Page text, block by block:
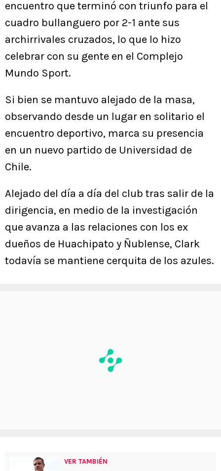
encuentro que terminó con triunfo para el
cuadro bullanguero por 2-1 ante sus
archirrivales cruzados, lo que lo hizo
celebrar con su gente en el Complejo
Mundo Sport.
Si bien se mantuvo alejado de la masa,
observando desde un lugar en solitario el
encuentro deportivo, marca su presencia
en un nuevo partido de Universidad de
Chile.
Alejado del día a día del club tras salir de la
dirigencia, en medio de la investigación
que avanza a las relaciones con los ex
dueños de Huachipato y Ñublense, Clark
todavía se mantiene cerquita de los azules.
VER TAMBIÉN